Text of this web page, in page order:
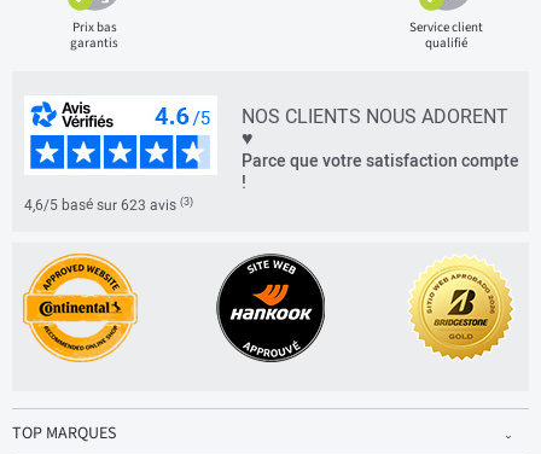
Prix bas
garantis
Service client
qualifié
NOS CLIENTS NOUS ADORENT
♥
Parce que votre satisfaction compte
!
4,6/5 basé sur 623 avis (3)
TOP MARQUES